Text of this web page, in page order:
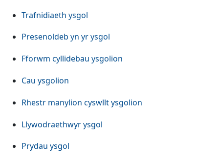
Trafnidiaeth ysgol
Presenoldeb yn yr ysgol
Fforwm cyllidebau ysgolion
Cau ysgolion
Rhestr manylion cyswllt ysgolion
Llywodraethwyr ysgol
Prydau ysgol